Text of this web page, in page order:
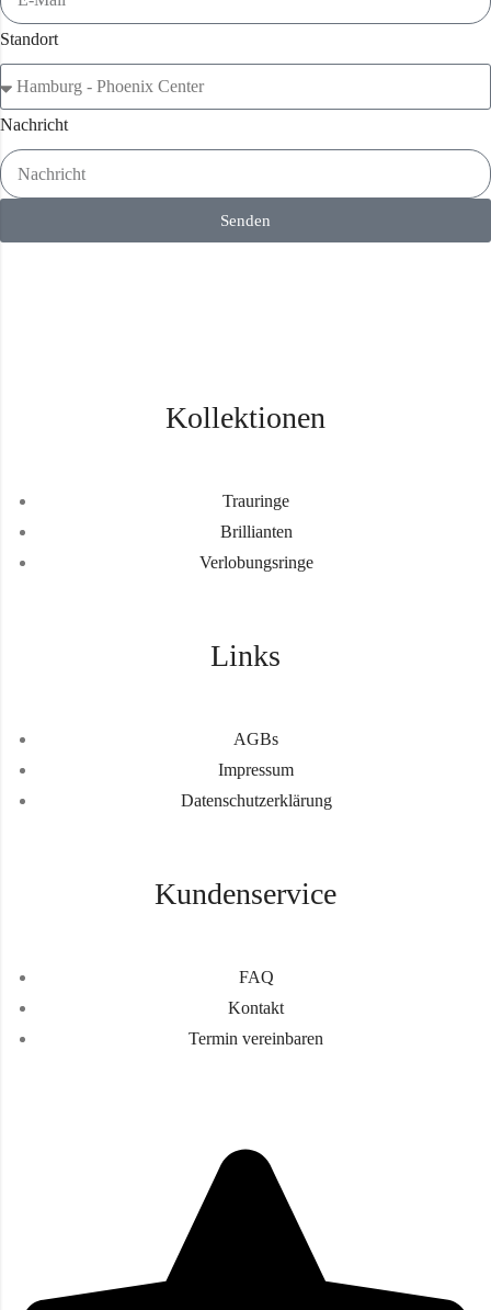
Standort
Nachricht
Senden
Kollektionen
Trauringe
Brillianten
Verlobungsringe
Links
AGBs
Impressum
Datenschutzerklärung
Kundenservice
FAQ
Kontakt
Termin vereinbaren